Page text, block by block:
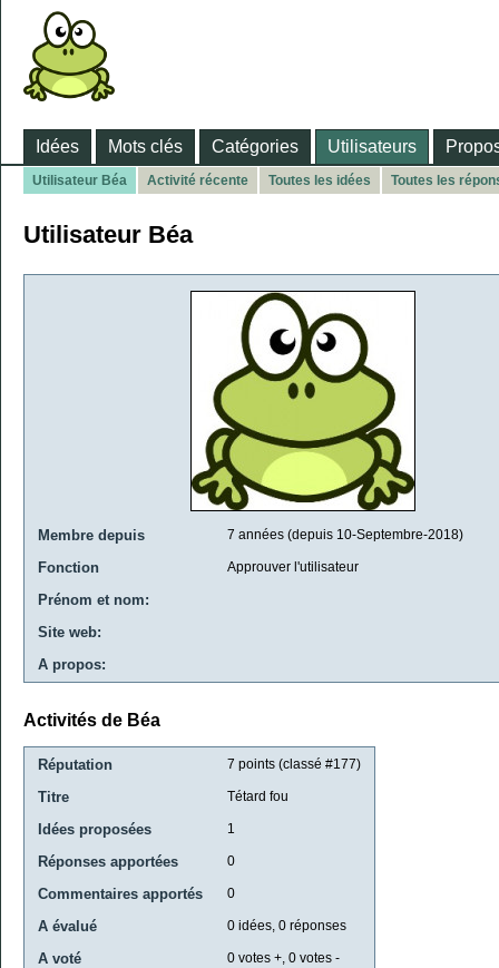
Idées Mots clés Catégories Utilisateurs
Utilisateur Béa Activité récente Toutes les idées Toutes les
Utilisateur Béa
Membre depuis 7 années (depuis 10-Septembre-2018)
Fonction Approuver l'utilisateur
Prénom et nom:
Site web:
A propos:
Activités de Béa
Réputation 7 points (classé #177)
Titre Tétard fou
Idées proposées 1
Réponses apportées 0
Commentaires apportés 0
A évalué 0 idées, 0 réponses
A voté 0 votes +, 0 votes -